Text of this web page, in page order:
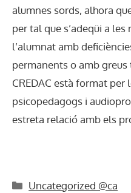
alumnes sords, alhora
per tal que s’adeqüi a
l’alumnat amb
permanents o amb
CREDAC està format
psicopedagogs i
estreta relació amb els
Categories
Uncategorized @ca